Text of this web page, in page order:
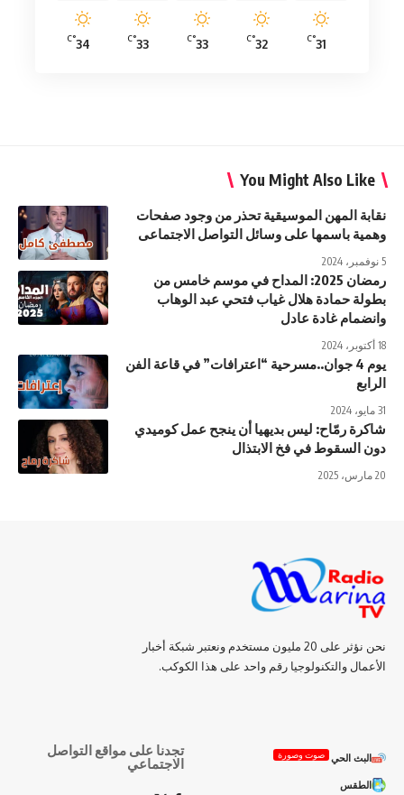
31
°C
32
°C
33
°C
33
°C
34
°C
You Might Also Like
نقابة المهن الموسيقية تحذر من وجود صفحات
وهمية باسمها على وسائل التواصل الاجتماعى
5 نوفمبر، 2024
رمضان 2025: المداح في موسم خامس من
بطولة حمادة هلال غياب فتحي عبد الوهاب
وانضمام غادة عادل
18 أكتوبر، 2024
يوم 4 جوان..مسرحية “اعترافات” في قاعة الفن
الرابع
31 مايو، 2024
شاكرة رمّاح: ليس بديهيا أن ينجح عمل كوميدي
دون السقوط في فخ الابتذال
20 مارس، 2025
نحن نؤثر على 20 مليون مستخدم ونعتبر شبكة أخبار
الأعمال والتكنولوجيا رقم واحد على هذا الكوكب.
البث الحي صوت وصورة
الطقس
تجدنا على مواقع التواصل
الاجتماعي